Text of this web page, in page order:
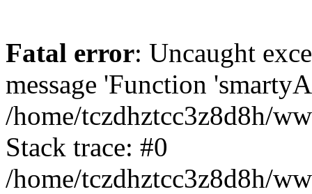
Fatal error: Uncaught
message 'Function
/home/tczdhztcc3z8d8h/
Stack trace: #0
/home/tczdhztcc3z8d8h/